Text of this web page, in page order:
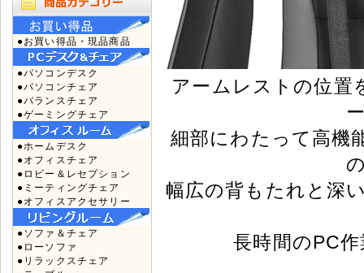
●お買い得品・現品商品
●パソコンデスク
●パソコンチェア
●バランスチェア
●ゲーミングチェア
●ホームデスク
●オフィスチェア
●ロビー＆レセプション
●ミーティングチェア
●オフィスアクセサリー
●ソファ＆チェア
●ローソファ
●リラックスチェア
アームレストの位置
細部にわたって高機
幅広の背もたれと深
長時間のPC